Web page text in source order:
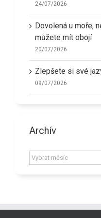
24/07/2026
Dovolená u moře,
můžete mít obojí
20/07/2026
Zlepšete si své
09/07/2026
Archív
Archív